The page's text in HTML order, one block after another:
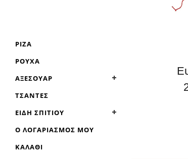
ΡΊΖΑ
ΡΟΎΧΑ
ΑΞΕΣΟΥΆΡ
ΤΣΆΝΤΕΣ
ΕΊΔΗ ΣΠΙΤΙΟΎ
Ο ΛΟΓΑΡΙΑΣΜΌΣ ΜΟΥ
ΚΑΛΆΘΙ